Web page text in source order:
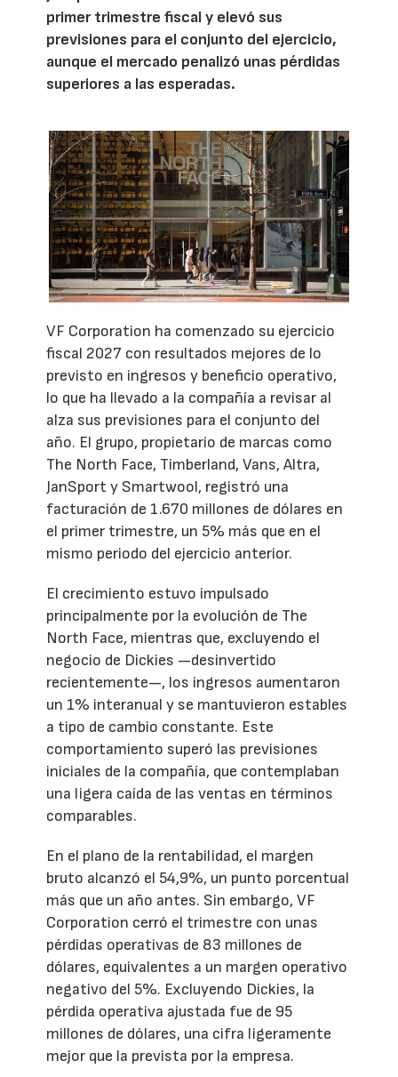
primer trimestre fiscal y elevó sus
previsiones para el conjunto del ejercicio,
aunque el mercado penalizó unas pérdidas
superiores a las esperadas.
VF Corporation ha comenzado su ejercicio
fiscal 2027 con resultados mejores de lo
previsto en ingresos y beneficio operativo,
lo que ha llevado a la compañía a revisar al
alza sus previsiones para el conjunto del
año. El grupo, propietario de marcas como
The North Face, Timberland, Vans, Altra,
JanSport y Smartwool, registró una
facturación de 1.670 millones de dólares en
el primer trimestre, un 5% más que en el
mismo periodo del ejercicio anterior.
El crecimiento estuvo impulsado
principalmente por la evolución de The
North Face, mientras que, excluyendo el
negocio de Dickies —desinvertido
recientemente—, los ingresos aumentaron
un 1% interanual y se mantuvieron estables
a tipo de cambio constante. Este
comportamiento superó las previsiones
iniciales de la compañía, que contemplaban
una ligera caída de las ventas en términos
comparables.
En el plano de la rentabilidad, el margen
bruto alcanzó el 54,9%, un punto porcentual
más que un año antes. Sin embargo, VF
Corporation cerró el trimestre con unas
pérdidas operativas de 83 millones de
dólares, equivalentes a un margen operativo
negativo del 5%. Excluyendo Dickies, la
pérdida operativa ajustada fue de 95
millones de dólares, una cifra ligeramente
mejor que la prevista por la empresa.